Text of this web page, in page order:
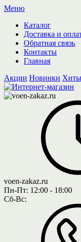
Меню
Каталог
Доставка и
Обратная связь
Контакты
Главная
Акции Новинки
voen-zakaz.ru
Пн-Пт: 12:00 - 18:00
Сб-Вс: